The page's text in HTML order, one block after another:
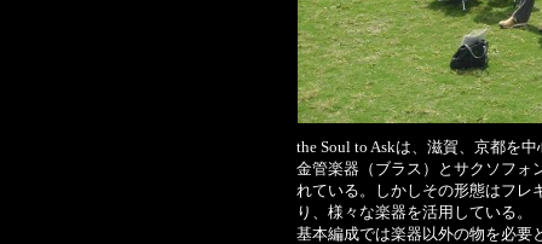
the Soul to Askは、滋賀、京都を
金管楽器（ブラス）とサクソフォ
れている。しかしその形態はフレ
り、様々な楽器を活用している。
基本編成では楽器以外の物を必要